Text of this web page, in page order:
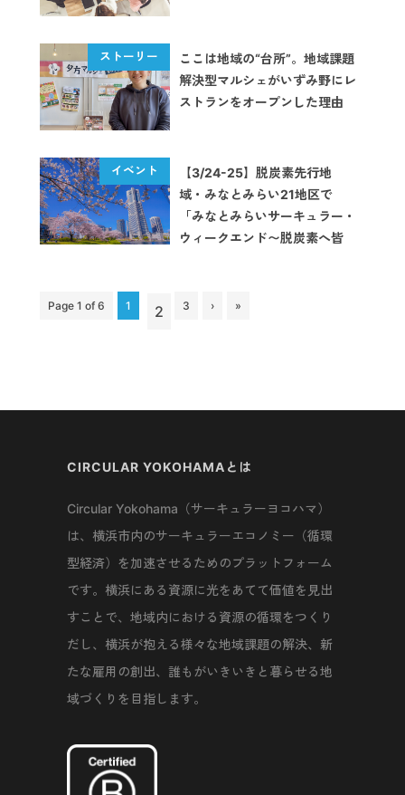
ここは地域の“台所”。地域課題
解決型マルシェがいずみ野にレ
ストランをオープンした理由
【3/24-25】脱炭素先行地
域・みなとみらい21地区で
「みなとみらいサーキュラー・
ウィークエンド〜脱炭素へ皆
Page 1 of 6 1 2 3 › »
CIRCULAR YOKOHAMAとは
Circular Yokohama（サーキュラーヨコハマ）
は、横浜市内のサーキュラーエコノミー（循環
型経済）を加速させるためのプラットフォーム
です。横浜にある資源に光をあてて価値を見出
すことで、地域内における資源の循環をつくり
だし、横浜が抱える様々な地域課題の解決、新
たな雇用の創出、誰もがいきいきと暮らせる地
域づくりを目指します。